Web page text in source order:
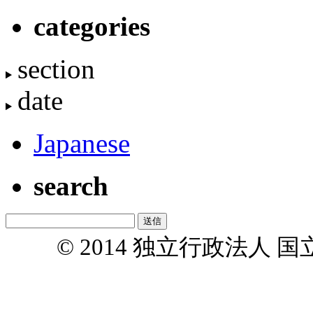
categories
section
date
Japanese
search
© 2014 独立行政法人 国